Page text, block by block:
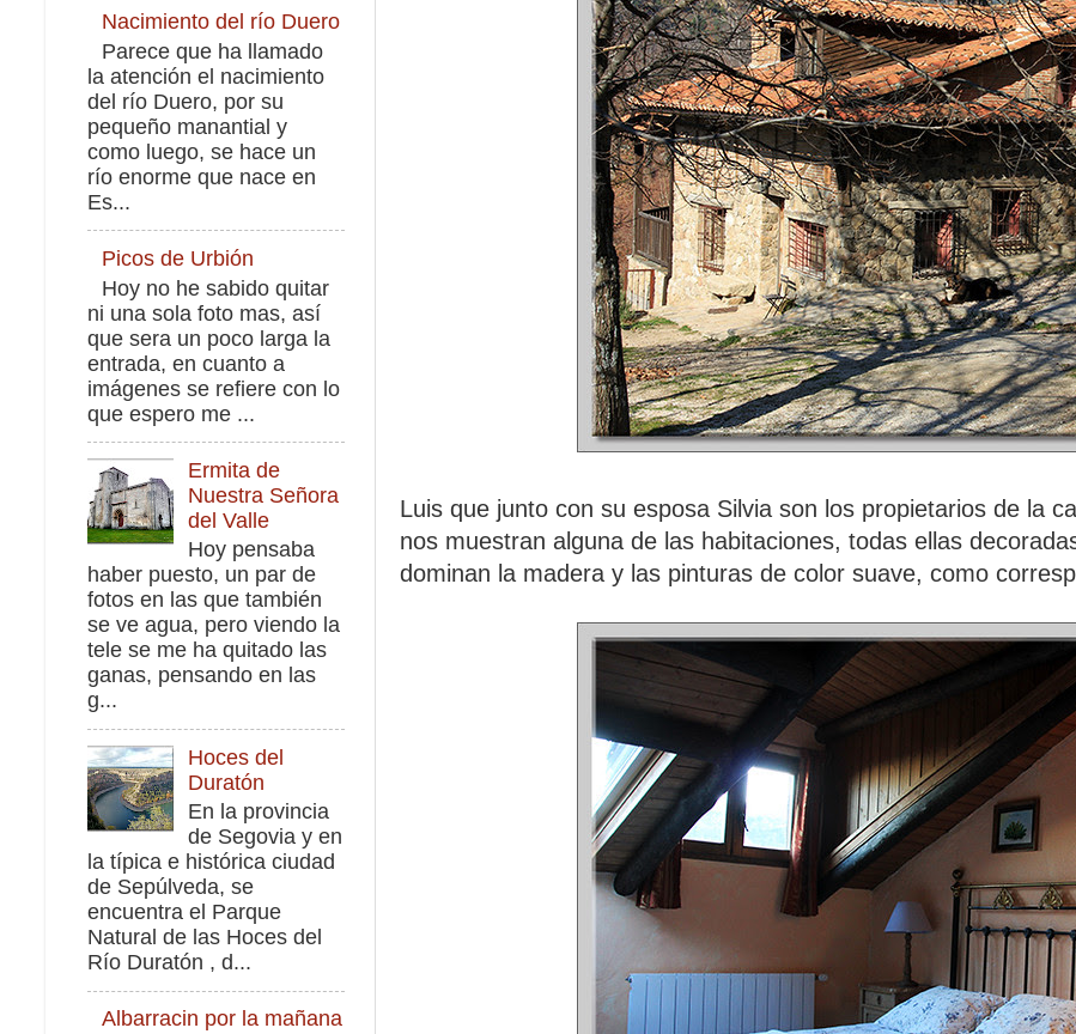
Luis que junto con su esposa Silvia son los propietarios de la
nos muestran alguna de las habitaciones, todas ellas
dominan la madera y las pinturas de color suave, como
Nacimiento del río Duero
Parece que ha llamado
la atención el nacimiento
del río Duero, por su
pequeño manantial y
como luego, se hace un
río enorme que nace en
Es...
Picos de Urbión
Hoy no he sabido quitar
ni una sola foto mas, así
que sera un poco larga la
entrada, en cuanto a
imágenes se refiere con lo
que espero me ...
Ermita de
Nuestra Señora
del Valle
Hoy pensaba
haber puesto, un par de
fotos en las que también
se ve agua, pero viendo la
tele se me ha quitado las
ganas, pensando en las
g...
Hoces del
Duratón
En la provincia
de Segovia y en
la típica e histórica ciudad
de Sepúlveda, se
encuentra el Parque
Natural de las Hoces del
Río Duratón , d...
Albarracin por la mañana